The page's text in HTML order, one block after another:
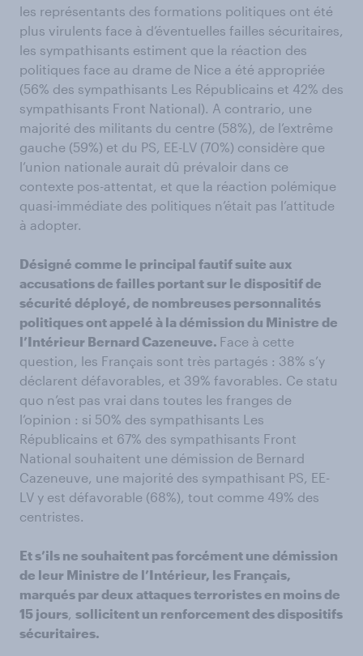
les représentants des formations politiques ont été
plus virulents face à d’éventuelles failles sécuritaires,
les sympathisants estiment que la réaction des
politiques face au drame de Nice a été appropriée
(56% des sympathisants Les Républicains et 42% des
sympathisants Front National). A contrario, une
majorité des militants du centre (58%), de l’extrême
gauche (59%) et du PS, EE-LV (70%) considère que
l’union nationale aurait dû prévaloir dans ce
contexte pos-attentat, et que la réaction polémique
quasi-immédiate des politiques n’était pas l’attitude
à adopter.
Désigné comme le principal fautif suite aux
accusations de failles portant sur le dispositif de
sécurité déployé, de nombreuses personnalités
politiques ont appelé à la démission du Ministre de
l’Intérieur Bernard Cazeneuve. Face à cette
question, les Français sont très partagés : 38% s’y
déclarent défavorables, et 39% favorables. Ce statu
quo n’est pas vrai dans toutes les franges de
l’opinion : si 50% des sympathisants Les
Républicains et 67% des sympathisants Front
National souhaitent une démission de Bernard
Cazeneuve, une majorité des sympathisant PS, EE-
LV y est défavorable (68%), tout comme 49% des
centristes.
Et s’ils ne souhaitent pas forcément une démission
de leur Ministre de l’Intérieur, les Français,
marqués par deux attaques terroristes en moins de
15 jours, sollicitent un renforcement des dispositifs
sécuritaires.